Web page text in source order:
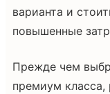
варианта и
повышенные
Прежде чем
премиум класса,